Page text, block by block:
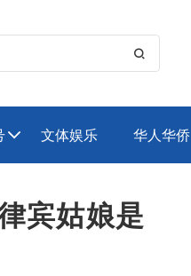

 文体娱乐 华人华侨
宾姑娘是